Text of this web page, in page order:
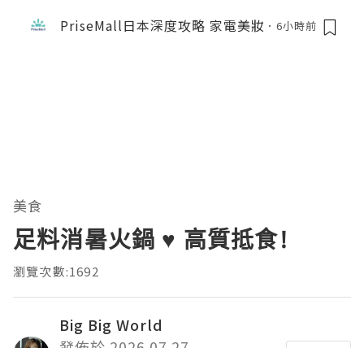
PriseMall日本深度攻略 家電美妝 6小時前
美食
足料消暑火鍋 ♥ 高質抵食!
瀏覽次數:1692
Big Big World